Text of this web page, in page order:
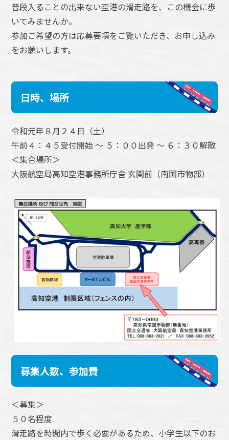
普段入ることの出来ない空港の滑走路を、この機会に歩
いてみませんか。
参加ご希望の方は応募要項をご覧いただき、お申し込み
をお願いします。
日時、場所
令和元年８月２４日（土）
午前４：４５受付開始 ～ ５：００出発 ～ ６：３０解散
＜集合場所＞
大阪航空局高知空港事務所庁舎 玄関前（南国市物部）
募集人数、参加費
＜募集＞
５０名程度
滑走路を時間内で歩く必要があるため、小学生以下のお